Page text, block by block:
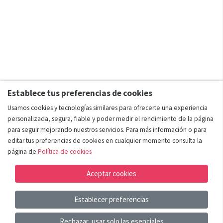
Añadir al carrito
Establece tus preferencias de cookies
Usamos cookies y tecnologías similares para ofrecerte una experiencia
personalizada, segura, fiable y poder medir el rendimiento de la página
para seguir mejorando nuestros servicios. Para más información o para
editar tus preferencias de cookies en cualquier momento consulta la
página de Política de cookies
Aceptar cookies
Establecer preferencias